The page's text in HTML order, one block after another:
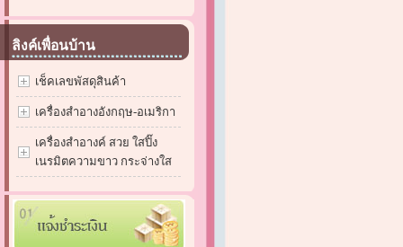
ลิงค์เพื่อนบ้าน
เช็คเลขพัสดุสินค้า
เครื่องสำอางอังกฤษ-อเมริกา
เครื่องสำอางค์ สวย ใสปิ๊ง
เนรมิตความขาว กระจ่างใส